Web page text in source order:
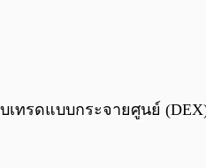
รดแบบกระจายศูนย์